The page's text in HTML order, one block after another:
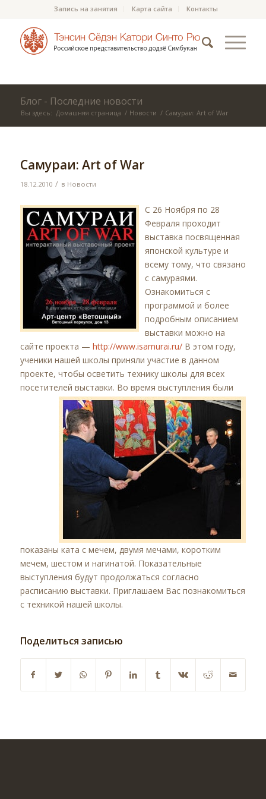
Запись на занятия Карта сайта Контакты
Блог - Последние новости
Вы здесь: Домашняя страница / Новости / Самураи: Art of War
Самураи: Art of War
18.12.2010 / в Новости
C 26 Ноября по 28
Февраля проходит
выставка посвященная
японской культуре и
всему тому, что связано
с самураями.
Ознакомиться с
программой и более
подробным описанием
выставки можно на
сайте проекта — http://www.isamurai.ru/В этом году,
ученики нашей школы приняли участие в данном
проекте, чтобы осветить технику школы для всех
посетителей выставки. Во время выступления были
показаны ката с мечем, двумя мечами, коротким
мечем, шестом и нагинатой. Показательные
выступления будут продолжаться согласно
расписанию выставки. Приглашаем Вас познакомиться
с техникой нашей школы.
Поделиться записью